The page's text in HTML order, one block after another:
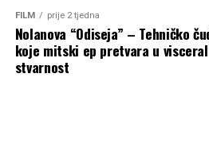
FILM prije 2 tjedna
Nolanova “Odiseja” – Tehničko
koje mitski ep pretvara u
stvarnost